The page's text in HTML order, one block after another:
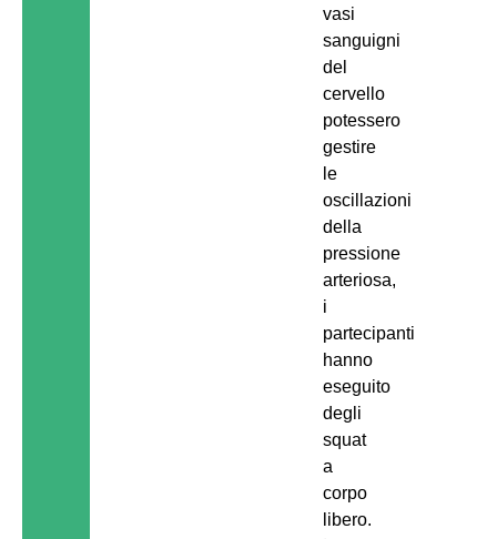
vasi
sanguigni
del
cervello
potessero
gestire
le
oscillazioni
della
pressione
arteriosa,
i
partecipanti
hanno
eseguito
degli
squat
a
corpo
libero.